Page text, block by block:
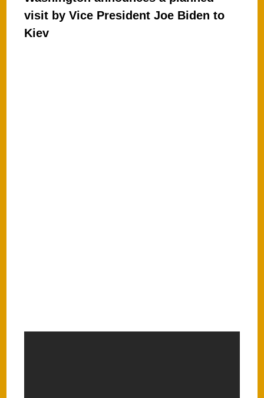
o
p
visit by Vice President Joe Biden to
Kiev